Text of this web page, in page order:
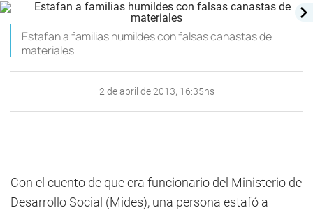
Estafan a familias humildes con falsas canastas de
materiales
2 de abril de 2013, 16:35hs
Con el cuento de que era funcionario del Ministerio de
Desarrollo Social (Mides), una persona estafó a